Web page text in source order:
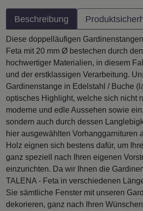
Beschreibung
Diese doppelläufigen
Feta mit 20 mm Ø bestechen durch
hochwertiger Materialien, in diesem
und der erstklassigen Verarbeitung.
Gardinenstange in Edelstahl / Buche
optisches Highlight, welche sich nicht
moderne und edle Aussehen sowie
sondern auch durch dessen
hier ausgewählten Vorhanggarnituren
Holz eignen sich bestens dafür, um
ganz speziell nach Ihren eigenen
einzurichten. Da wir Ihnen die
TALENA - Feta in verschiedenen
Sie sämtliche Fenster mit unseren
dekorieren, ganz nach Ihren